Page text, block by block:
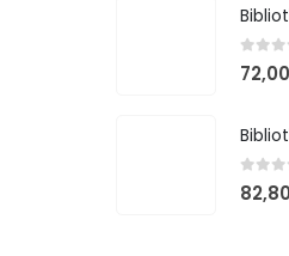
0out
72,00
0out
82,80